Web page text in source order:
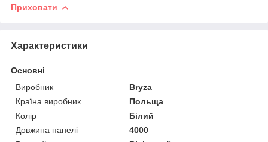
Приховати
Характеристики
Основні
Виробник
Bryza
Країна виробник
Польща
Колір
Білий
Довжина панелі
4000